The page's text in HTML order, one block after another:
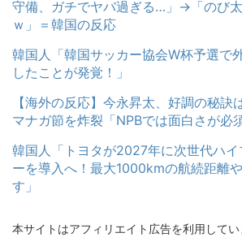
守備、ガチでヤバ過ぎる…」→「のび
ｗ」＝韓国の反応
韓国人「韓国サッカー協会W杯予選で
したことが発覚！」
【海外の反応】今永昇太、好調の秘訣
マナガ節を炸裂「NPBでは面白さが必
韓国人「トヨタが2027年に次世代ハイ
ーを導入へ！最大1000kmの航続距離
す」
本サイトはアフィリエイト広告を利用してい